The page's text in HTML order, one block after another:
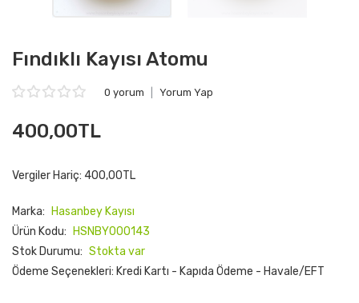
Fındıklı Kayısı Atomu
0 yorum Yorum Yap
400,00TL
Vergiler Hariç: 400,00TL
Marka:
Hasanbey Kayısı
Ürün Kodu:
HSNBY000143
Stok Durumu: Stokta var
Ödeme Seçenekleri: Kredi Kartı - Kapıda Ödeme - Havale/EFT